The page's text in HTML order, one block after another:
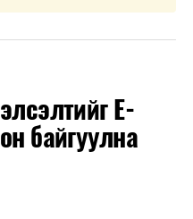
сайд Х.Булгантуяа
E-
байгуулна